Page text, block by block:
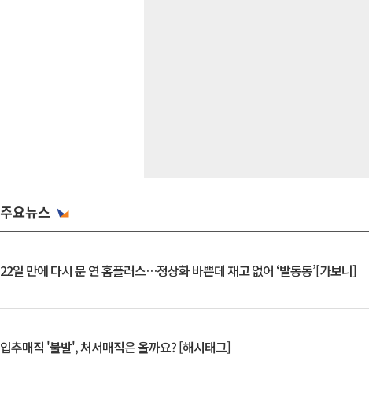
주요뉴스
22일 만에 다시 문 연 홈플러스…정상화 바쁜데 재고 없어 ‘발동동’[가보니]
입추매직 '불발', 처서매직은 올까요? [해시태그]